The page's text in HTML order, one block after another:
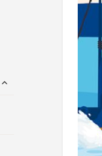
untermenü